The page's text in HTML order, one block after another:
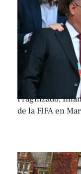
Fragilizado,
de la FIFA en